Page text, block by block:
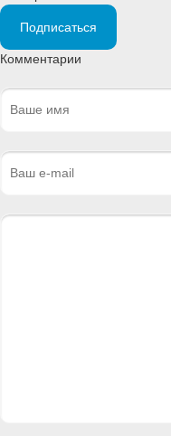
Подписаться
Комментарии